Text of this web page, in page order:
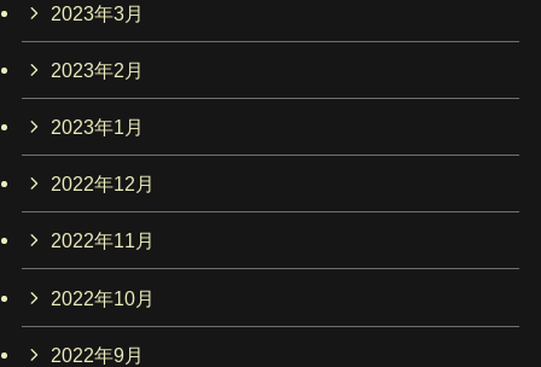
2023年3月
2023年2月
2023年1月
2022年12月
2022年11月
2022年10月
2022年9月